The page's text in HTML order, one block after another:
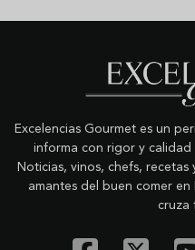
Excelencias Gourmet es un
informa con rigor y calidad
Noticias, vinos, chefs,
amantes del buen comer
cruza